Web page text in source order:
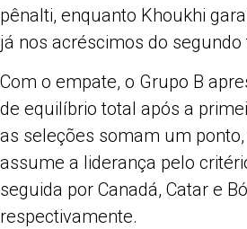
pênalti, enquanto Khoukhi
já nos acréscimos do segundo
Com o empate, o Grupo B
de equilíbrio total após a
as seleções somam um
assume a liderança pelo
seguida por Canadá, Catar e
respectivamente.